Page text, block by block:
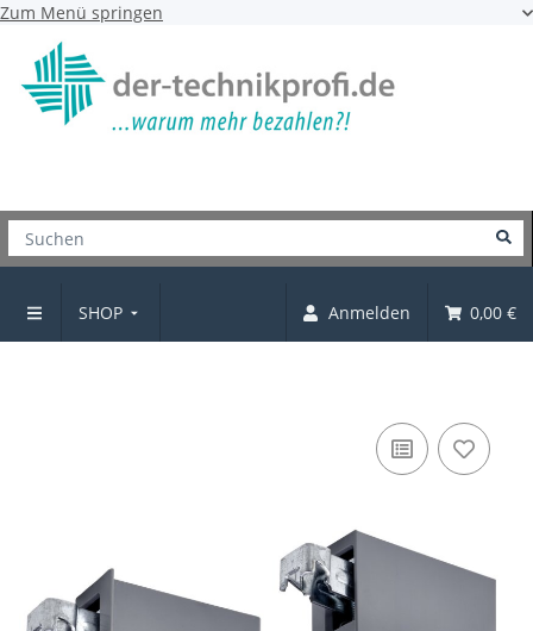
Zum Menü springen
SHOP Anmelden 0,00 €
Schrankaufhänger